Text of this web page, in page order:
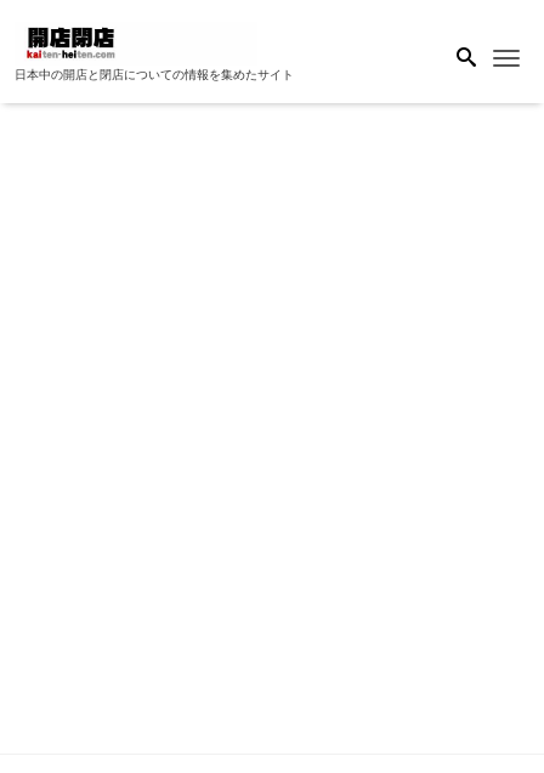
日本中の開店と閉店についての情報を集めたサイト